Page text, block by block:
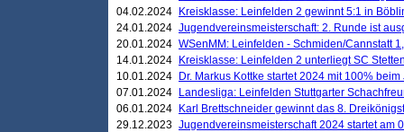
04.02.2024
Kreisklasse: Leinfelden 2 gewinnt 5:1 in
24.01.2024 Jugendvereinsmeisterschaft: 2. Runde ist
20.01.2024 WSenMM: Leinfelden - Schmiden/Cannstatt
14.01.2024
Kreisklasse: Leinfelden 2 unterliegt SC
10.01.2024
Dr. Markus Kottke startet 2024 mit 100%
07.01.2024
Landesliga: Leinfelden Stuttgarter
06.01.2024
Karl Brettschneider gewinnt das 8.
29.12.2023 Jugendvereinsmeisterschaft 2024 startet am